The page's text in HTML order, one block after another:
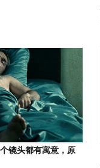
镜头都有寓意，原